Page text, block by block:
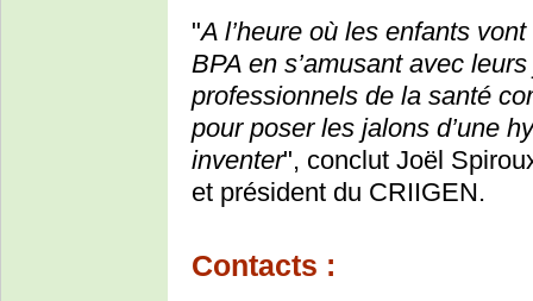
"A l’heure où les enfants
BPA en s’amusant avec
professionnels de la santé
pour poser les jalons d’une
inventer", conclut Joël
et président du CRIIGEN.
Contacts :